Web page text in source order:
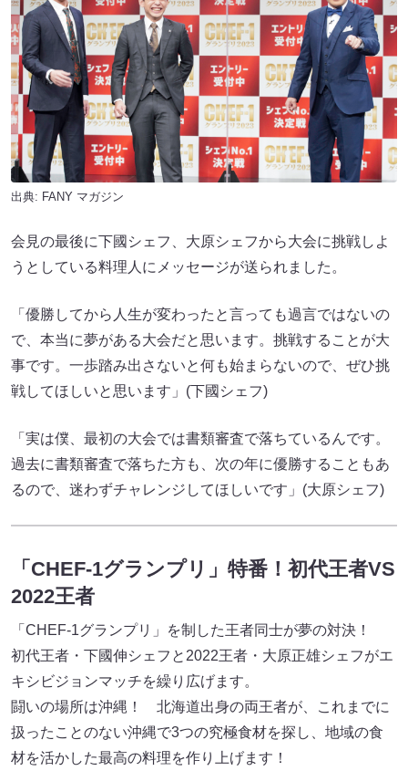
出典: FANY マガジン
会見の最後に下國シェフ、大原シェフから大会に挑戦しよ
うとしている料理人にメッセージが送られました。
「優勝してから人生が変わったと言っても過言ではないの
で、本当に夢がある大会だと思います。挑戦することが大
事です。一歩踏み出さないと何も始まらないので、ぜひ挑
戦してほしいと思います」(下國シェフ)
「実は僕、最初の大会では書類審査で落ちているんです。
過去に書類審査で落ちた方も、次の年に優勝することもあ
るので、迷わずチャレンジしてほしいです」(大原シェフ)
「CHEF-1グランプリ」特番！初代王者VS
2022王者
「CHEF-1グランプリ」を制した王者同士が夢の対決！
初代王者・下國伸シェフと2022王者・大原正雄シェフがエ
キシビジョンマッチを繰り広げます。
闘いの場所は沖縄！ 北海道出身の両王者が、これまでに
扱ったことのない沖縄で3つの究極食材を探し、地域の食
材を活かした最高の料理を作り上げます！